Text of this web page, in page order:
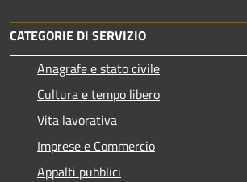
CATEGORIE DI SERVIZIO
Anagrafe e stato civile
Cultura e tempo libero
Vita lavorativa
Imprese e Commercio
Appalti pubblici